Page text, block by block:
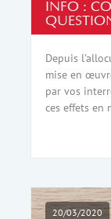
INFO :
Depuis
mise en
par vos
ces effets en
20/03/2020